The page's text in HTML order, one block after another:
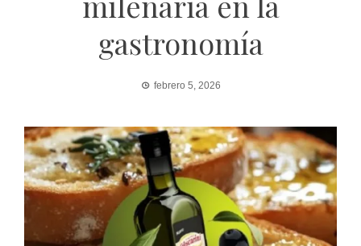
gastronomía
febrero 5, 2026